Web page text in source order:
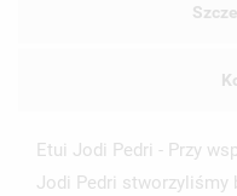
Etui Jodi Pedri - Przy
Jodi Pedri stworzyliśmy